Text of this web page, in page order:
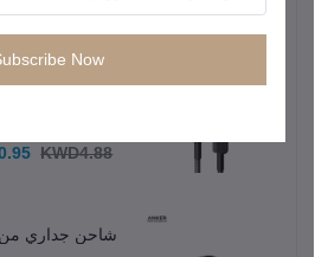
KWD4.88
شاحن جداري من
Now